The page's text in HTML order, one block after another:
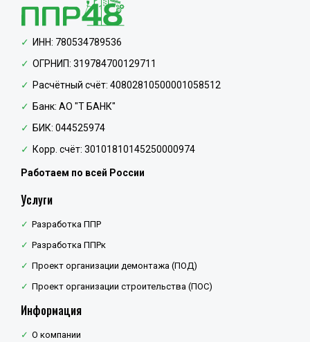
ИНН: 780534789536
ОГРНИП: 319784700129711
Расчётный счёт: 40802810500001058512
Банк: АО "Т БАНК"
БИК: 044525974
Корр. счёт: 30101810145250000974
Работаем по всей России
Услуги
Разработка ППР
Разработка ППРк
Проект организации демонтажа (ПОД)
Проект организации строительства (ПОС)
Информация
О компании